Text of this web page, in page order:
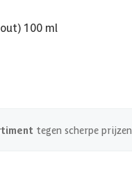
100 ml
tegen scherpe prijzen